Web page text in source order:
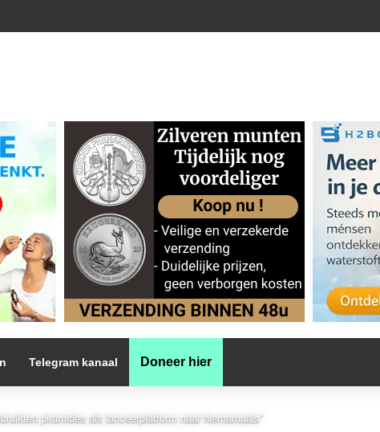
Telegram kanaal Doneer hier
piramides als lanceerplatform naar hiernamaals”